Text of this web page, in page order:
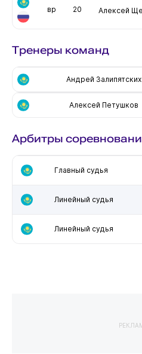
вр 20 Алексей
Тренеры команд
Андрей Залипятских
Алексей Петушков
Арбитры
Главный судья
Линейный судья
Линейный судья